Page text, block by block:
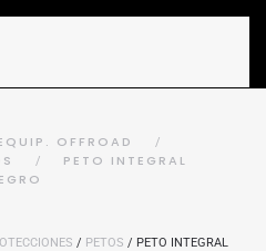
OFFROAD
PETO INTEGRAL
/ PETOS / PETO INTEGRAL